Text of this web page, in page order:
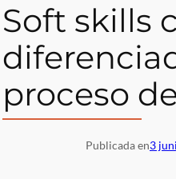
Soft skills
proceso
Publicada en3